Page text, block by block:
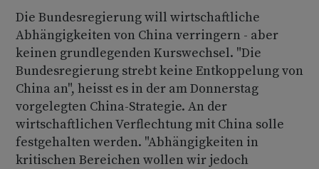
Die Bundesregierung will wirtschaftliche
Abhängigkeiten von China verringern - aber
keinen grundlegenden Kurswechsel. "Die
Bundesregierung strebt keine Entkoppelung von
China an", heisst es in der am Donnerstag
vorgelegten China-Strategie. An der
wirtschaftlichen Verflechtung mit China solle
festgehalten werden. "Abhängigkeiten in
kritischen Bereichen wollen wir jedoch